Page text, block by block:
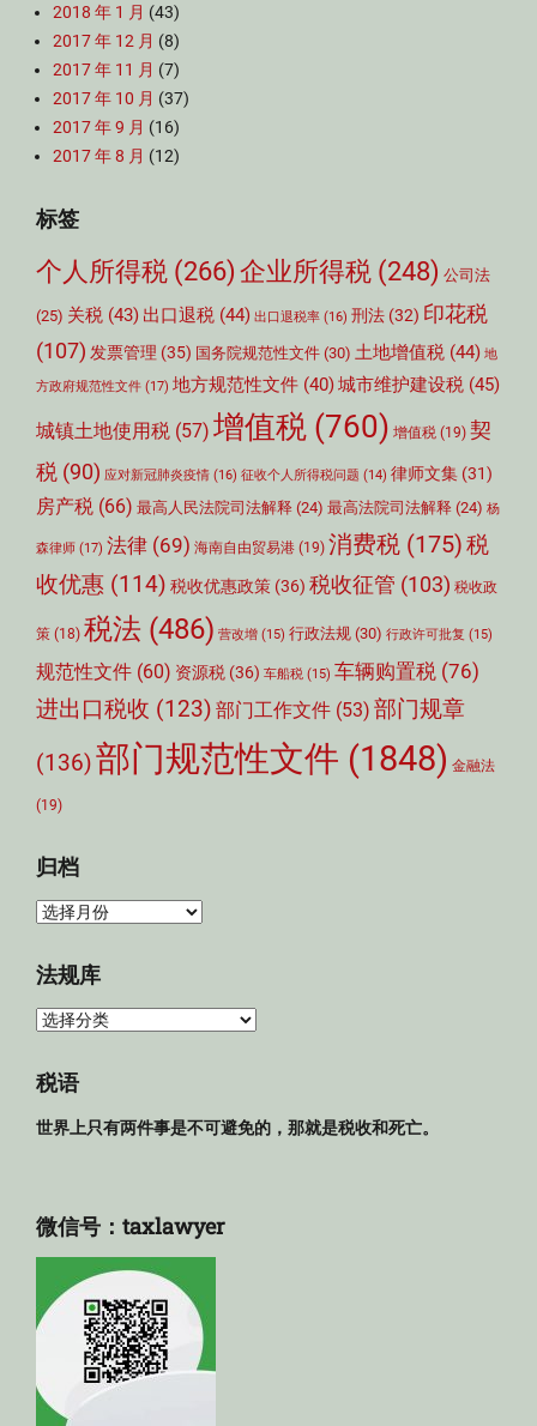
2018 年 1 月 (43)
2017 年 12 月 (8)
2017 年 11 月 (7)
2017 年 10 月 (37)
2017 年 9 月 (16)
2017 年 8 月 (12)
标签
个人所得税 (266) 企业所得税 (248) 公司法
(25) 关税 (43) 出口退税 (44) 出口退税率 (16) 刑法 (32) 印花税
(107) 发票管理 (35) 国务院规范性文件 (30) 土地增值税 (44) 地
方政府规范性文件 (17) 地方规范性文件 (40)城市维护建设税 (45)
城镇土地使用税 (57) 增值税 (760) 增值税 (19) 契
税 (90) 应对新冠肺炎疫情 (16) 征收个人所得税问题 (14) 律师文集 (31)
房产税 (66) 最高人民法院司法解释 (24) 最高法院司法解释 (24) 杨
森律师 (17) 法律 (69) 海南自由贸易港 (19) 消费税 (175)税
收优惠 (114) 税收优惠政策 (36) 税收征管 (103) 税收政
策 (18) 税法 (486) 营改增 (15) 行政法规 (30) 行政许可批复 (15)
规范性文件 (60) 资源税 (36) 车船税 (15) 车辆购置税 (76)
进出口税收 (123) 部门工作文件 (53) 部门规章
(136)部门规范性文件 (1848) 金融法
(19)
归档
归
法规库
法
库
税语
世界上只有两件事是不可避免的，那就是税收和死亡。
微信号：taxlawyer